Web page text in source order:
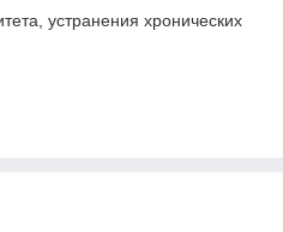
устранения хронических